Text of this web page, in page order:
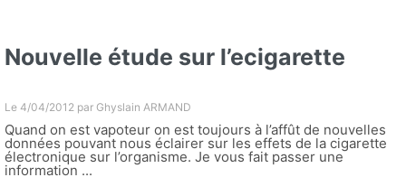
Nouvelle étude sur l’ecigarette
Le 4/04/2012 par Ghyslain ARMAND
Quand on est vapoteur on est toujours à l’affût de nouvelles
données pouvant nous éclairer sur les effets de la cigarette
électronique sur l’organisme. Je vous fait passer une
information ...